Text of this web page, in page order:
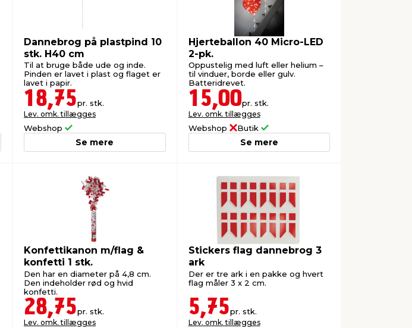
Dannebrog på plastpind 10
stk. H40 cm
Til at bruge både ude og inde.
Pinden er lavet i plast og flaget er
lavet i papir.
18,75pr. stk.
Lev. omk. tillægges
Webshop
Se mere
Hjerteballon 40 Micro-LED
2-pk.
Oppustelig med luft eller helium –
til vinduer, borde eller gulv.
Batteridrevet.
15,00pr. stk.
Lev. omk. tillægges
Webshop Butik
Se mere
Konfettikanon m/flag &
konfetti 1 stk.
Den har en diameter på 4,8 cm.
Den indeholder rød og hvid
konfetti.
28,75pr. stk.
Lev. omk. tillægges
Stickers flag dannebrog 3
ark
Der er tre ark i en pakke og hvert
flag måler 3 x 2 cm.
5,75pr. stk.
Lev. omk. tillægges